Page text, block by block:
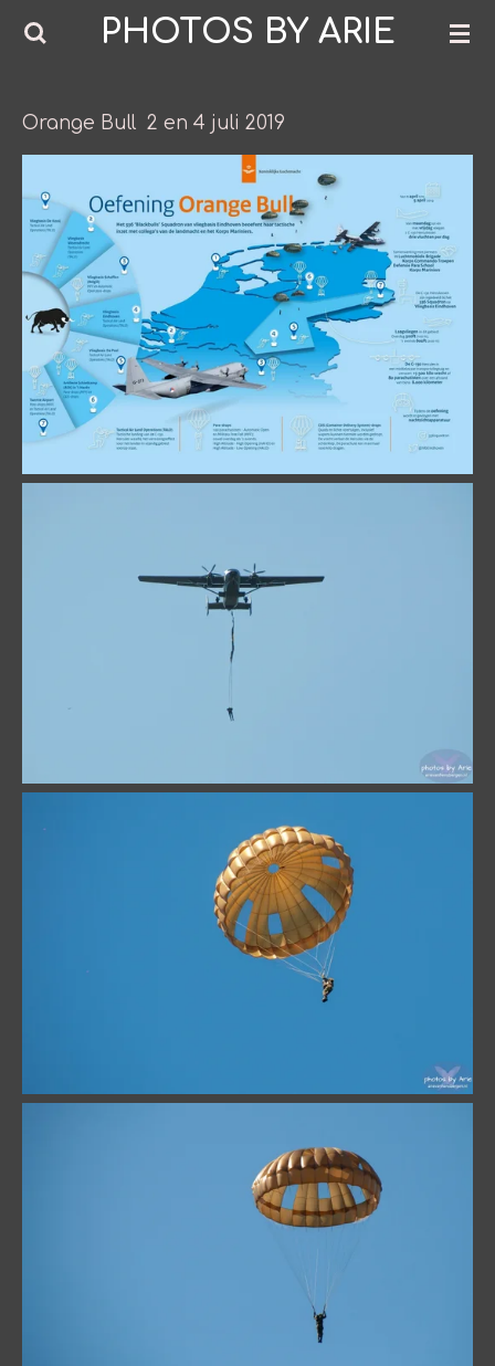
Ga
de
hoofdinhoud
PHOTOS BY ARIE
Orange Bull 2 en 4 juli 2019